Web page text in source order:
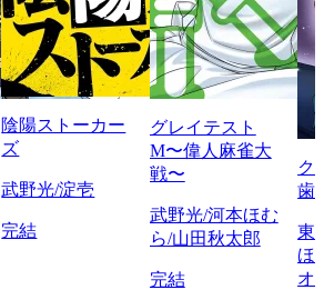
陰陽ストーカー
ズ
武野光/淀壱
完結
グレイテスト
M〜偉人麻雀大
戦〜
武野光/河本ほむ
ら/山田秋太郎
完結
ク
歯
東
ほ
オ